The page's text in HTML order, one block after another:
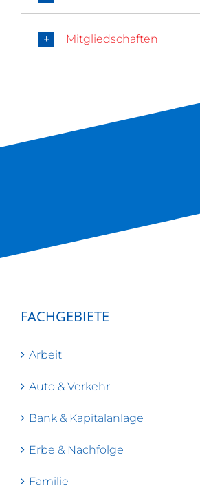
Mitgliedschaften
FACHGEBIETE
Arbeit
Auto & Verkehr
Bank & Kapitalanlage
Erbe & Nachfolge
Familie